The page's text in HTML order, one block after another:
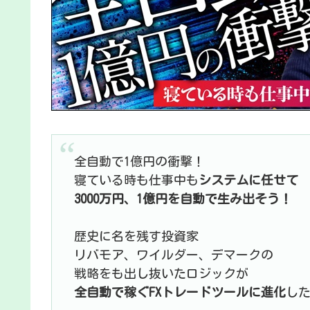
全自動で1億円の衝撃！
寝ている時も仕事中も システムに任せて
3000万円、1億円を自動で生み出そう！
歴史に名を残す投資家
リバモア、ワイルダー、デマークの
戦略をも出し抜いたロジックが
全自動で稼ぐFXトレードツールに進化 し